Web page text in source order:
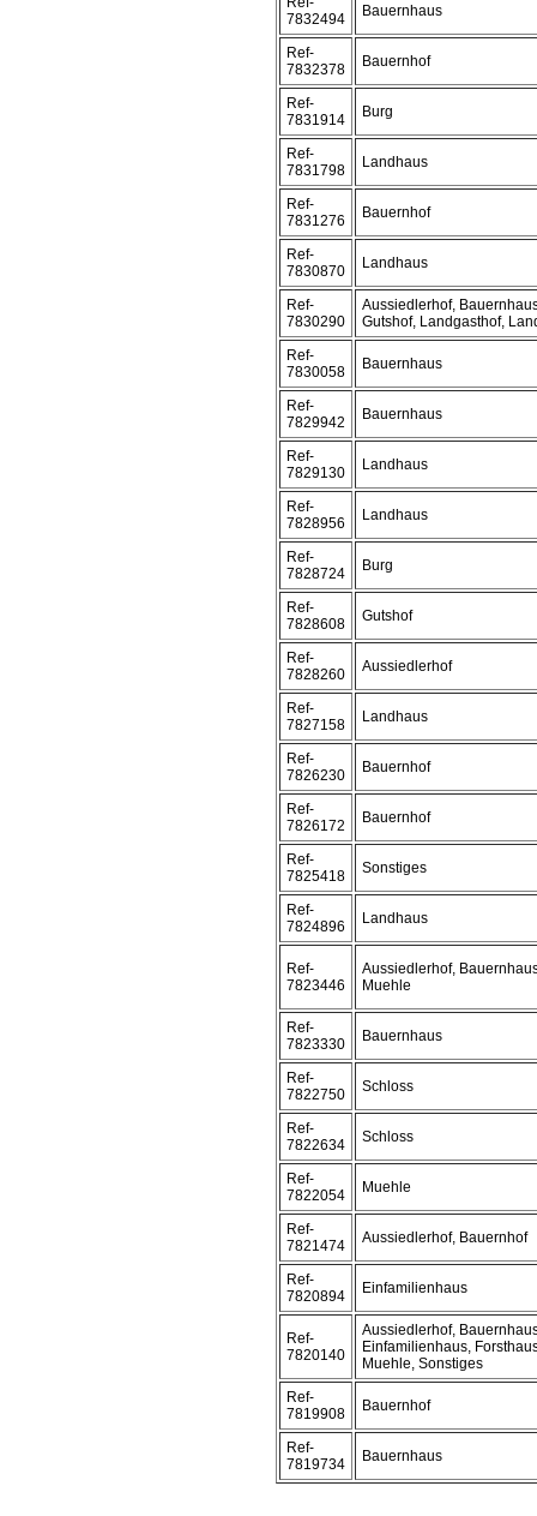
7832494
Bauernhaus
Ref-
7832378
Bauernhof
Ref-
7831914
Burg
Ref-
7831798
Landhaus
Ref-
7831276
Bauernhof
Ref-
7830870
Landhaus
Ref-
7830290
Aussiedlerhof,
Gutshof, Landgasthof,
Ref-
7830058
Bauernhaus
Ref-
7829942
Bauernhaus
Ref-
7829130
Landhaus
Ref-
7828956
Landhaus
Ref-
7828724
Burg
Ref-
7828608
Gutshof
Ref-
7828260
Aussiedlerhof
Ref-
7827158
Landhaus
Ref-
7826230
Bauernhof
Ref-
7826172
Bauernhof
Ref-
7825418
Sonstiges
Ref-
7824896
Landhaus
Ref-
7823446
Aussiedlerhof,
Muehle
Ref-
7823330
Bauernhaus
Ref-
7822750
Schloss
Ref-
7822634
Schloss
Ref-
7822054
Muehle
Ref-
7821474
Aussiedlerhof, Bauernhof
Ref-
7820894
Einfamilienhaus
Ref-
7820140
Aussiedlerhof,
Einfamilienhaus,
Muehle, Sonstiges
Ref-
7819908
Bauernhof
Ref-
7819734
Bauernhaus